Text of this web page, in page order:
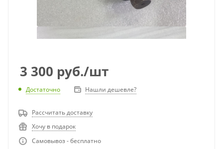
3 300 руб./шт
Достаточно Нашли дешевле?
Рассчитать доставку
Хочу в подарок
Самовывоз - бесплатно